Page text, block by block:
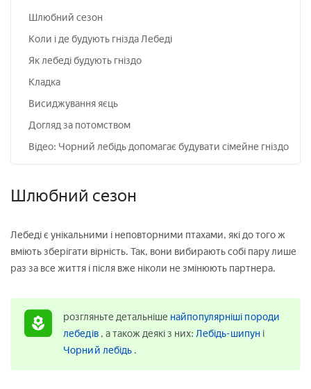
Шлюбний сезон
Коли і де будують гнізда Лебеді
Як лебеді будують гніздо
Кладка
Висиджування яєць
Догляд за потомством
Відео: Чорний лебідь допомагає будувати сімейне гніздо
Шлюбний сезон
Лебеді є унікальними і неповторними птахами, які до того ж
вміють зберігати вірність. Так, вони вибирають собі пару лише
раз за все життя і після вже ніколи не змінюють партнера.
розгляньте детальніше найпопулярніші породи
лебедів , а також деякі з них: Лебідь-шипун і
Чорний лебідь .